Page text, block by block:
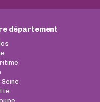
département